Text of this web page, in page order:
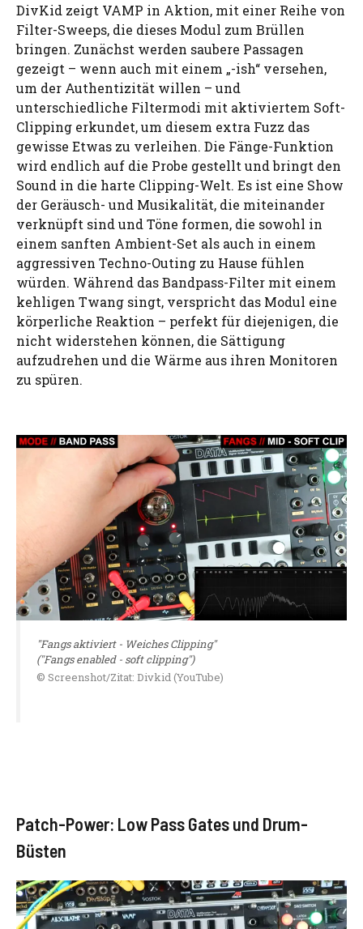
DivKid zeigt VAMP in Aktion, mit einer Reihe von
Filter-Sweeps, die dieses Modul zum Brüllen
bringen. Zunächst werden saubere Passagen
gezeigt – wenn auch mit einem „-ish“ versehen,
um der Authentizität willen – und
unterschiedliche Filtermodi mit aktiviertem Soft-
Clipping erkundet, um diesem extra Fuzz das
gewisse Etwas zu verleihen. Die Fänge-Funktion
wird endlich auf die Probe gestellt und bringt den
Sound in die harte Clipping-Welt. Es ist eine Show
der Geräusch- und Musikalität, die miteinander
verknüpft sind und Töne formen, die sowohl in
einem sanften Ambient-Set als auch in einem
aggressiven Techno-Outing zu Hause fühlen
würden. Während das Bandpass-Filter mit einem
kehligen Twang singt, verspricht das Modul eine
körperliche Reaktion – perfekt für diejenigen, die
nicht widerstehen können, die Sättigung
aufzudrehen und die Wärme aus ihren Monitoren
zu spüren.
"Fangs aktiviert - Weiches Clipping"
("Fangs enabled - soft clipping")
© Screenshot/Zitat: Divkid (YouTube)
Patch-Power: Low Pass Gates und Drum-
Büsten